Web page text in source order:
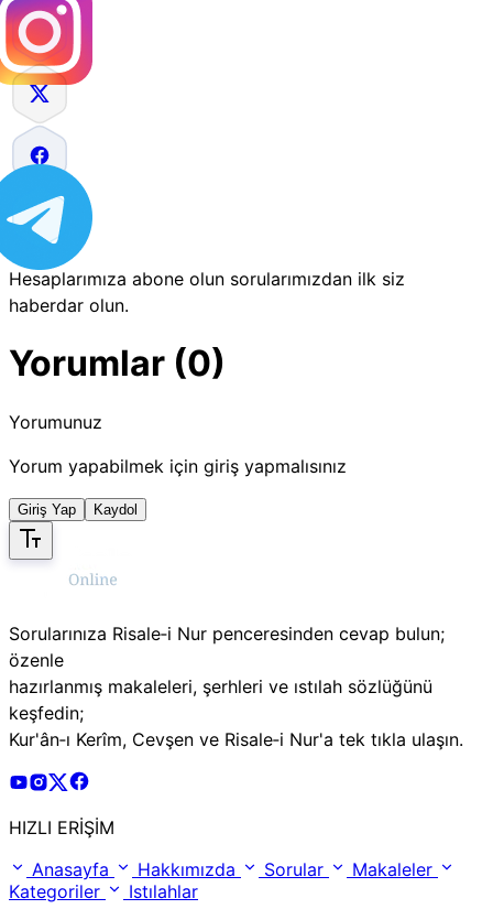
Hesaplarımıza abone olun sorularımızdan ilk siz
haberdar olun.
Yorumlar (0)
Yorumunuz
Yorum yapabilmek için giriş yapmalısınız
Giriş Yap Kaydol
Sorularınıza Risale‑i Nur penceresinden cevap bulun;
özenle
hazırlanmış makaleleri, şerhleri ve ıstılah sözlüğünü
keşfedin;
Kur'ân‑ı Kerîm, Cevşen ve Risale‑i Nur'a tek tıkla ulaşın.
Risale Online Youtube Hesabı
Risale Online Instagram Hesabı
Risale Online X Hesabı
HIZLI ERİŞİM
Anasayfa
Hakkımızda Sorular
Makaleler
Kategoriler
Istılahlar